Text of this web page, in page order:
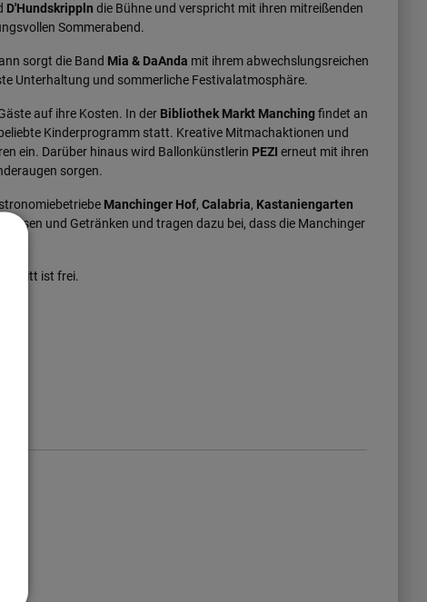
D'Hundskrippln die Bühne und verspricht mit ihren mitreißenden
Sommerabend.
sorgt die Band Mia & DaAnda mit ihrem abwechslungsreichen
Unterhaltung und sommerliche Festivalatmosphäre.
auf ihre Kosten. In der Bibliothek Markt Manchingfindet an
Kinderprogramm statt. Kreative Mitmachaktionen und
ein. Darüber hinaus wird Ballonkünstlerin PEZI erneut mit ihren
sorgen.
Manchinger Hof, Calabria, Kastaniengarten
und Getränken und tragen dazu bei, dass die Manchinger
ist frei.